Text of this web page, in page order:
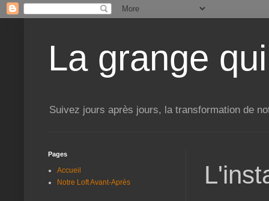
La grange
Suivez jours après jours, la transformation de
Pages
Accueil
Notre Loft Avant-Après